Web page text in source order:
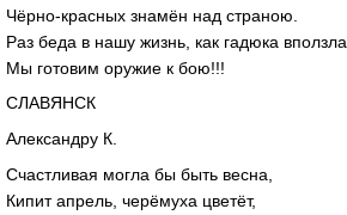
Чёрно-красных знамён над страною.
Раз беда в нашу жизнь, как гадюка вползла,
Мы готовим оружие к бою!!!
СЛАВЯНСК
Александру К.
Счастливая могла бы быть весна,
Кипит апрель, черёмуха цветёт,